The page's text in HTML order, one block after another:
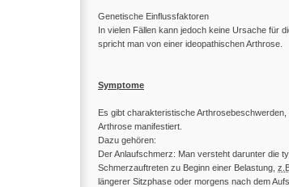
Genetische Einflussfaktoren
In vielen Fällen kann jedoch keine Ursache für
spricht man von einer ideopathischen Arthrose.
Symptome
Es gibt charakteristische
Arthrose manifestiert.
Dazu gehören:
Der Anlaufschmerz: Man versteht darunter die
Schmerzauftreten zu Beginn einer Belastung,
längerer Sitzphase oder morgens nach dem